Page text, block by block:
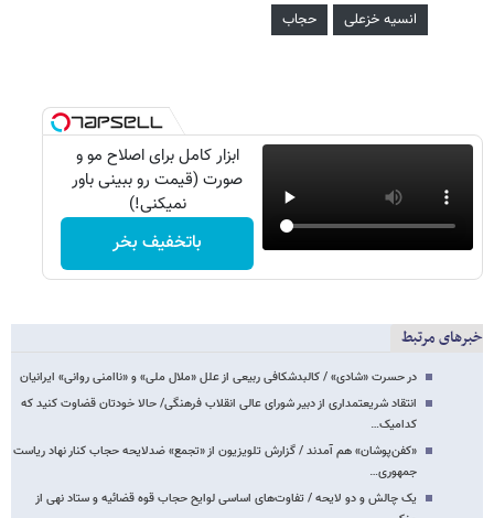
انسیه خزعلی حجاب
ابزار کامل برای اصلاح مو و
صورت (قیمت رو ببینی باور
نمیکنی!)
باتخفیف بخر
خبرهای مرتبط
در حسرت «شادی» / کالبدشکافی ربیعی از علل «ملال ملی» و «ناامنی روانی» ایرانیان
انتقاد شریعتمداری از دبیر شورای عالی انقلاب فرهنگی/ حالا خودتان قضاوت کنید که
کدامیک…
«کفن‌پوشان» هم آمدند / گزارش تلویزیون از «تجمع» ضدلایحه حجاب کنار نهاد ریاست
جمهوری…
یک چالش و دو لایحه / تفاوت‌های اساسی لوایح حجاب قوه قضائیه و ستاد نهی از